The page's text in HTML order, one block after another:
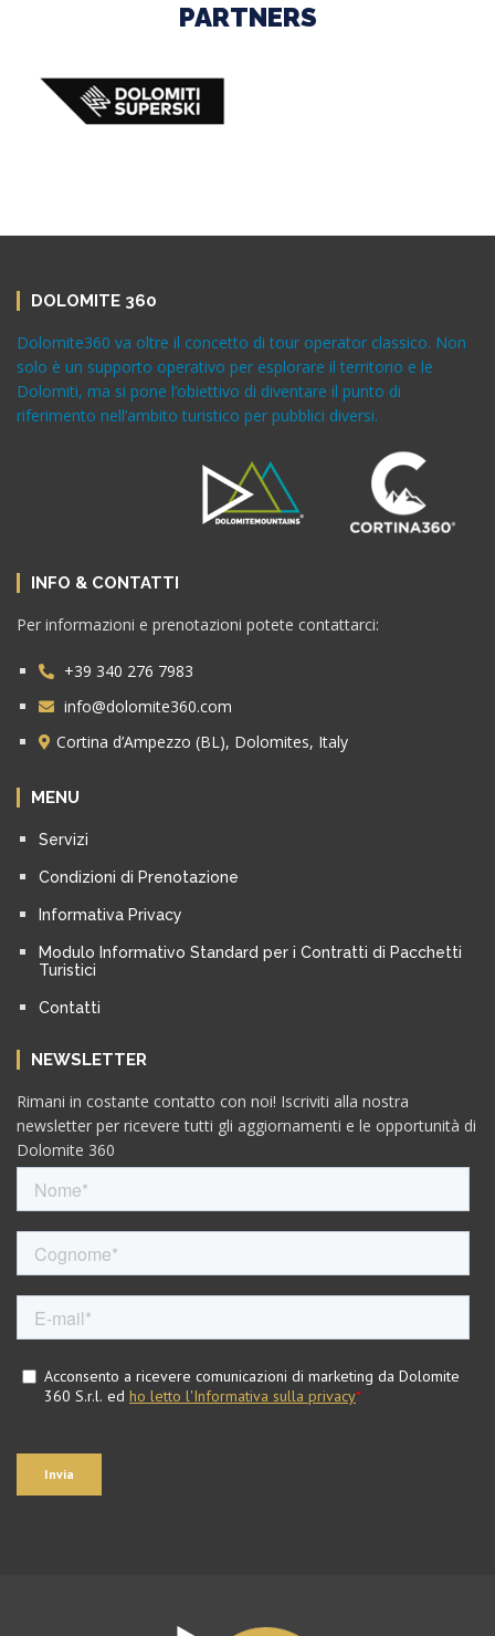
PARTNERS
DOLOMITE 360
Dolomite360 va oltre il concetto di tour operator classico. Non
solo è un supporto operativo per esplorare il territorio e le
Dolomiti, ma si pone l’obiettivo di diventare il punto di
riferimento nell’ambito turistico per pubblici diversi.
INFO & CONTATTI
Per informazioni e prenotazioni potete contattarci:
+39 340 276 7983
info@dolomite360.com
Cortina d’Ampezzo (BL), Dolomites, Italy
MENU
Servizi
Condizioni di Prenotazione
Informativa Privacy
Modulo Informativo Standard per i Contratti di Pacchetti
Turistici
Contatti
NEWSLETTER
Rimani in costante contatto con noi! Iscriviti alla nostra
newsletter per ricevere tutti gli aggiornamenti e le opportunità di
Dolomite 360